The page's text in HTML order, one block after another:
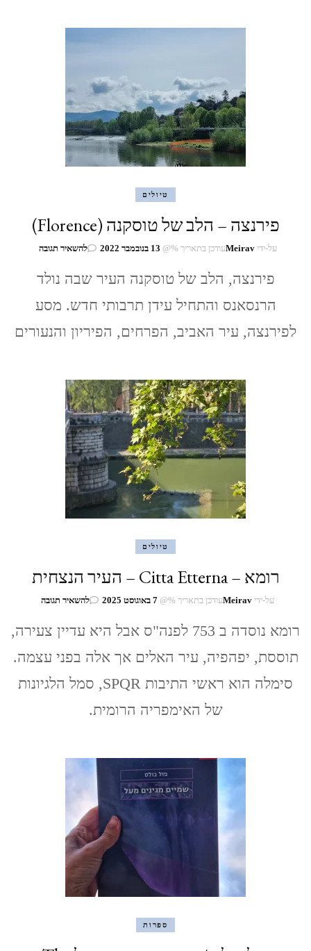
טיולים
פירנצה – הלב של טוסקנה (Florence)
על-ידיMeiravעודכן בתאריך %@ 13 בנובמבר 2022 להשאיר תגובהבנושא
–
של
(Florence)
פירנצה, הלב של טוסקנה העיר שבה נולד
הרנסאנס והתחיל עידן תרבותי חדש. מסע
לפירנצה, עיר האביב, הפרחים, הפיריון והנעורים
טיולים
רומא – Citta Etterna – העיר הנצחית
על-ידי Meiravעודכן בתאריך %@ 7 באוגוסט 2025 להשאיר תגובהבנושא
–
Etterna
העיר
רומא נוסדה ב 753 לפנה"ס אבל היא עדיין צעירה,
תוססת, יפהפיה, עיר האלים אך אלה בפני עצמה.
סימלה הוא ראשי התיבות SPQR, סמל הלגיונות
של האימפריה הרומית.
ספרות